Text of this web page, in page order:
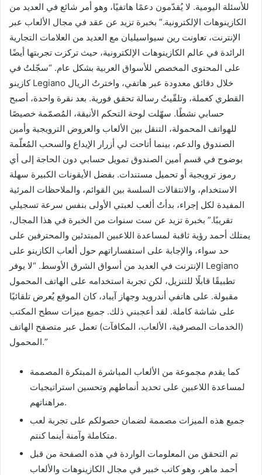
للأسئلة اليومية. لا يُقدّمون دعمًا هاتفيًا، وهو أمر شائع في العديد من
الكازينوهات الإلكترونية.” بخبرة تزيد عن عقد في مجال الألعاب عبر
الإنترنت، تعاونت رين سيواسيليان مع العديد من العلامات التجارية
الرائدة في عالم الكازينوهات الإلكترونية، حيث تركزت تجربتها أيضًا
على المحتوى المخصص للأسواق العربية بشكل عام. “سجّلتُ في
كازينو Legiano خلال دقائق معدودة عبر هاتفي، واخترتُ الريال
القطري كعملة، وتلقّيتُ رسالة تحقق فورية. بعد نقرة واحدة، أصبح
حسابي نشطًا. سهّلت لوحة التحكم الأنيقة، المُصمّمة خصيصًا
للهواتف المحمولة، التنقل بين الألعاب والعروض الترويجية وأمين
الصندوق والدعم، بينما أتاحت لي أزرار الإيداع والسحب المُعلّمة
بوضوح في قسم أمين الصندوق تمويل حسابي دون الحاجة إلى أي
رموز ترويجية أو تحميل مستندات. بفضل الأيقونات الكبيرة سهلة
الاستخدام، والانتقالات السلسة بين القوائم، والملاحظات المرئية
المفيدة لكل إجراء، بدأتُ ألعب لعبتي الأولى بنفس سرعة تسجيلي
تقريبًا.” بخبرة تزيد عن ست سنوات من الخبرة في هذا المجال،
يمتلك أحمد رؤية ثاقبة لمساعدة اللاعبين المبتدئين والمحترفين على
حد سواء، والإجابة على استفساراتهم حول ألعاب الكازينو على
الإنترنت في العديد من أسواق الشرق الأوسط. “لا يوفر Legiano
تطبيقًا قابلًا للتنزيل، لكن تجربة استخدامه على الهاتف المحمول
مقبولة. على هاتفي أندرويد وجهاز آيباد، كان الموقع يُعرض تلقائيًا
على شاشة كاملة. لقد أعجبني ذلك. جميع ميزات سطح المكتب
(الخدمات المصرفية، الألعاب، المكافآت) تعمل عبر متصفح الهاتف
المحمول.”
كما يقدم مجموعة من الألعاب المباشرة المبتكرة المصممة
لمساعدة اللاعبين على تحديد أنماطهم وتحسين استراتيجيات
مراهناتهم.
جميع هذه الميزات مصممة لضمان حصولكم على تجربة لعب
متكاملة وآمنة أينما كنتم.
تم التحقق من المعلومات الواردة في هذه الصفحة من قبل
أحمد ماهر، وهو كاتب خبير في مجال الكازينوهات والألعاب